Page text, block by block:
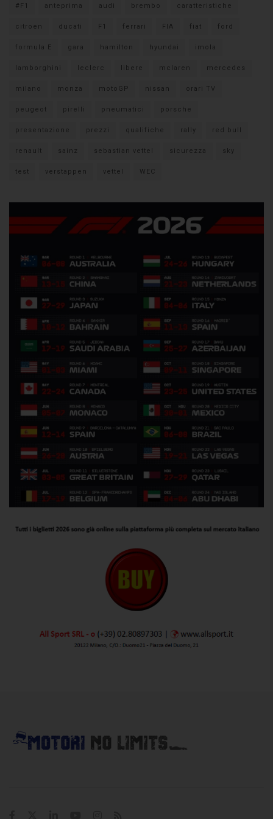
#F1 anteprima audi brembo caratteristiche
citroen ducati F1 ferrari FIA fiat ford
formula E gara hamilton hyundai imola
lamborghini leclerc libere mclaren mercedes
milano monza motoGP nissan orari TV
peugeot pirelli pneumatici porsche
presentazione prezzi qualifiche rally red bull
renault sainz sebastian vettel sicurezza sky
test verstappen vettel WEC